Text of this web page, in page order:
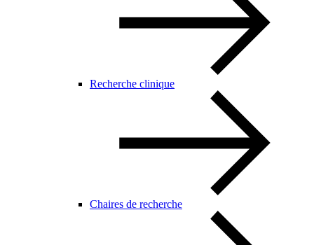
Recherche clinique
Chaires de recherche